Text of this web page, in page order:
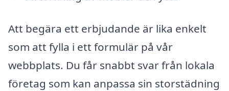
Att begära ett erbjudande är lika enkelt
som att fylla i ett formulär på vår
webbplats. Du får snabbt svar från lokala
företag som kan anpassa sin storstädning